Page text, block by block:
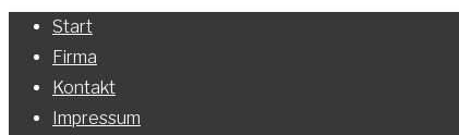
Start
Firma
Kontakt
Impressum